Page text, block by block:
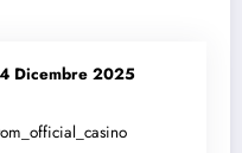
Dicembre 2025